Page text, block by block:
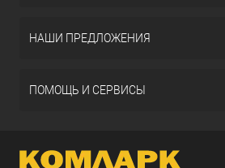
НАШИ ПРЕДЛОЖЕНИЯ
ПОМОЩЬ И СЕРВИСЫ